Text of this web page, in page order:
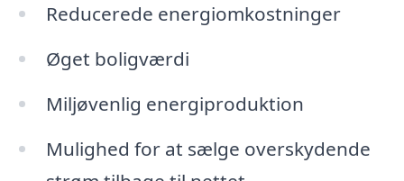
Reducerede energiomkostninger
Øget boligværdi
Miljøvenlig energiproduktion
Mulighed for at sælge overskydende